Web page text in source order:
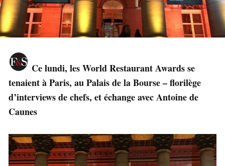
Ce lundi, les World Restaurant Awards se
tenaient à Paris, au Palais de la Bourse – florilège
d’interviews de chefs, et échange avec Antoine de
Caunes